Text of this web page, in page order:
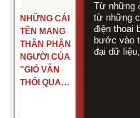
NHỮNG CÁI
TÊN MANG
THÂN PHẬN
NGƯỜI CỦA
"GIÓ VẪN
THỔI QUA
Từ những
từ những
điện thoại
bước vào
đại dữ